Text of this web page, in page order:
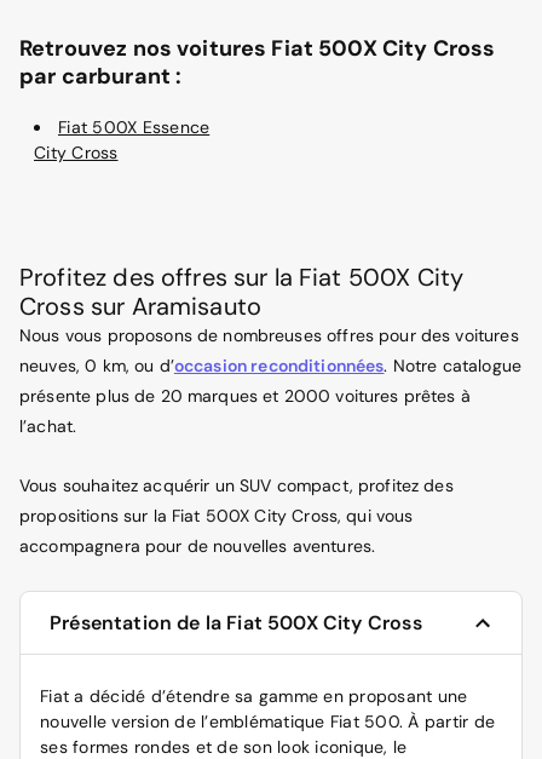
Retrouvez nos voitures Fiat 500X City Cross
par carburant :
Fiat 500X Essence
City Cross
Profitez des offres sur la Fiat 500X City
Cross sur Aramisauto
Nous vous proposons de nombreuses offres pour des voitures
neuves, 0 km, ou d’occasion reconditionnées. Notre catalogue
présente plus de 20 marques et 2000 voitures prêtes à
l’achat.
Vous souhaitez acquérir un SUV compact, profitez des
propositions sur la Fiat 500X City Cross, qui vous
accompagnera pour de nouvelles aventures.
Présentation de la Fiat 500X City Cross
Fiat a décidé d’étendre sa gamme en proposant une
nouvelle version de l’emblématique Fiat 500. À partir de
ses formes rondes et de son look iconique, le